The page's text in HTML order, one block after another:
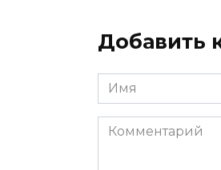
Добавить
Имя
*
Комментарий